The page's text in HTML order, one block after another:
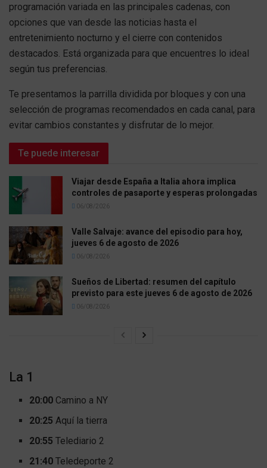
programación variada en las principales cadenas, con
opciones que van desde las noticias hasta el
entretenimiento nocturno y el cierre con contenidos
destacados. Está organizada para que encuentres lo ideal
según tus preferencias.
Te presentamos la parrilla dividida por bloques y con una
selección de programas recomendados en cada canal, para
evitar cambios constantes y disfrutar de lo mejor.
Te puede interesar
Viajar desde España a Italia ahora implica
controles de pasaporte y esperas prolongadas
06/08/2026
Valle Salvaje: avance del episodio para hoy,
jueves 6 de agosto de 2026
06/08/2026
Sueños de Libertad: resumen del capítulo
previsto para este jueves 6 de agosto de 2026
06/08/2026
La 1
20:00 Camino a NY
20:25 Aquí la tierra
20:55 Telediario 2
21:40 Teledeporte 2